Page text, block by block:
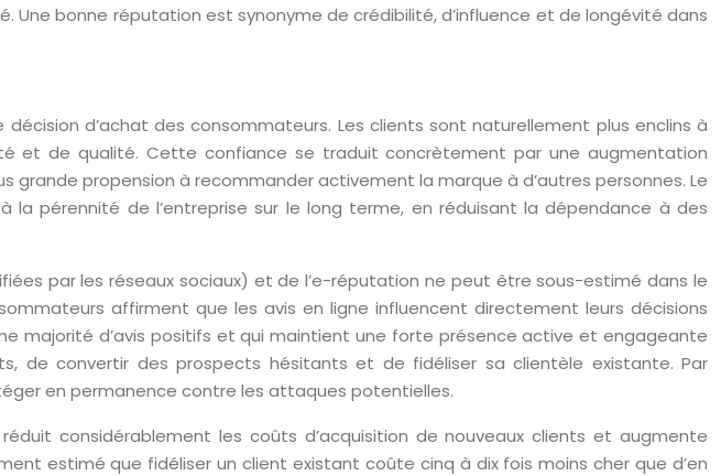
bonne réputation est synonyme de crédibilité, d’influence et de longévité dans
d’achat des consommateurs. Les clients sont naturellement plus enclins à
et de qualité. Cette confiance se traduit concrètement par une augmentation
propension à recommander activement la marque à d’autres personnes. Le
pérennité de l’entreprise sur le long terme, en réduisant la dépendance à des
par les réseaux sociaux) et de l’e-réputation ne peut être sous-estimé dans le
affirment que les avis en ligne influencent directement leurs décisions
majorité d’avis positifs et qui maintient une forte présence active et engageante
de convertir des prospects hésitants et de fidéliser sa clientèle existante. Par
en permanence contre les attaques potentielles.
considérablement les coûts d’acquisition de nouveaux clients et augmente
estimé que fidéliser un client existant coûte cinq à dix fois moins cher que d’en